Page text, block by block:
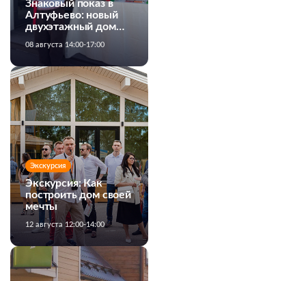
Знаковый показ в
Алтуфьево: новый
двухэтажный дом
MiTek от Белхаус
08 августа 14:00-17:00
Экскурсия
Экскурсия: Как
построить дом своей
мечты
12 августа 12:00-14:00